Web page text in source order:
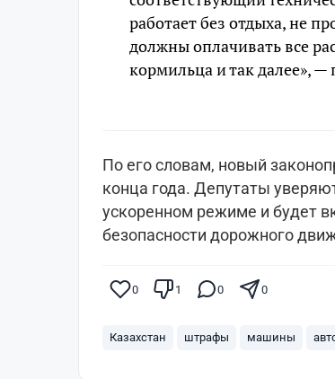
работает без отдыха, не
должны оплачивать все
кормильца и так далее»,
По его словам, новый
конца года. Депутаты
ускоренном режиме и будет
безопасности дорожного
0 1 0 0
Казахстан штрафы машины